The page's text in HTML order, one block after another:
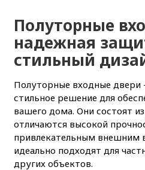
Полуторные
надежная
стильный
Полуторные входные двери
стильное решение для
вашего дома. Они состоят
отличаются высокой
привлекательным внешним
идеально подходят для
других объектов.